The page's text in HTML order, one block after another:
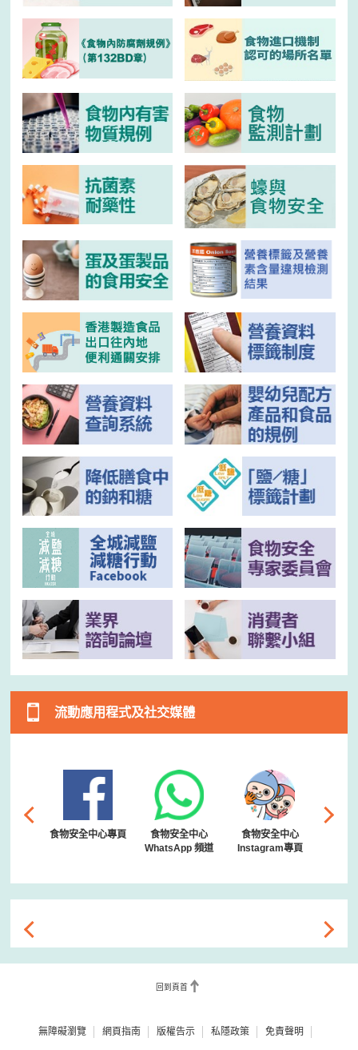
流動應用程式及社交媒體
食物安全中心專頁
食物安全中心
WhatsApp 頻道
食物安全中心
Instagram專頁
回到頁首
無障礙瀏覽 網頁指南 版權告示 私隱政策 免責聲明